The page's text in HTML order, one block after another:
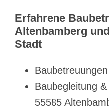
Erfahrene
Altenbamberg
Stadt
Baubetreuungen
Baubegleitung
55585